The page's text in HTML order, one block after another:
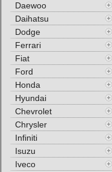
Daewoo
Daihatsu
Dodge
Ferrari
Fiat
Ford
Honda
Hyundai
Chevrolet
Chrysler
Infiniti
Isuzu
Iveco